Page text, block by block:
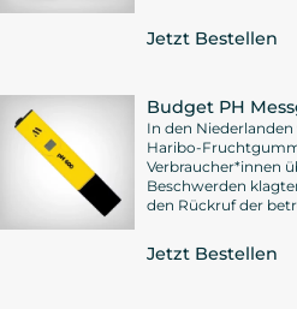
Jetzt Bestellen
Budget PH
In den
Haribo-
Verbraucher*innen
Beschwerden
den Rückruf der
Jetzt Bestellen